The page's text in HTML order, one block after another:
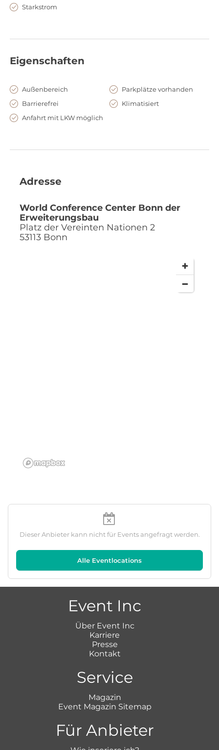
Starkstrom
Eigenschaften
Außenbereich
Parkplätze vorhanden
Barrierefrei
Klimatisiert
Anfahrt mit LKW möglich
Adresse
World Conference Center Bonn der
Erweiterungsbau
Platz der Vereinten Nationen 2
53113 Bonn
Dieser Anbieter kann nicht für Events angefragt werden.
Alle Eventlocations
Event Inc
Über Event Inc
Karriere
Presse
Kontakt
Service
Magazin
Event Magazin Sitemap
Für Anbieter